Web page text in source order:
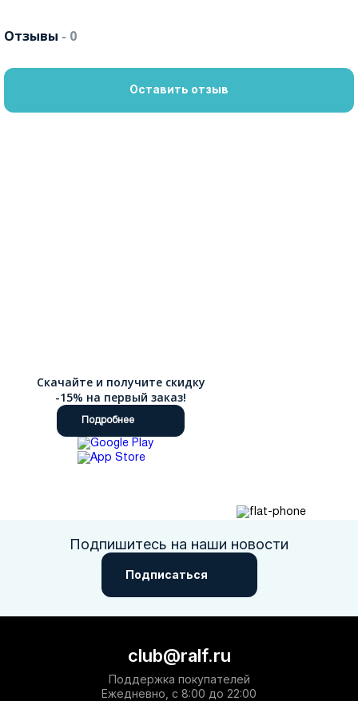
Отзывы - 0
Оставить отзыв
Скачайте и получите скидку
-15% на первый заказ!
Подробнее
Подпишитесь на наши новости
Подписаться
club@ralf.ru
Поддержка покупателей
Ежедневно, с 8:00 до 22:00